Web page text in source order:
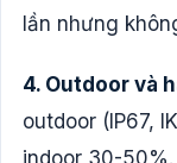
lần nhưng
4. Outdoor và
outdoor (IP67,
indoor 30-50%.